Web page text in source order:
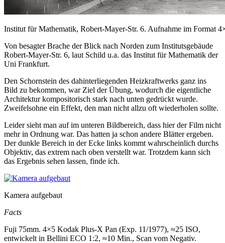
Institut für Mathematik, Robert-Mayer-Str. 6. Aufnahme im Format
Von besagter Brache der Blick nach Norden zum Institutsgebäude
Robert-Mayer-Str. 6, laut Schild u.a. das Institut für Mathematik der
Uni Frankfurt.
Den Schornstein des dahinterliegenden Heizkraftwerks ganz ins
Bild zu bekommen, war Ziel der Übung, wodurch die eigentliche
Architektur kompositorisch stark nach unten gedrückt wurde.
Zweifelsohne ein Effekt, den man nicht allzu oft wiederholen sollte.
Leider sieht man auf im unteren Bildbereich, dass hier der Film nicht
mehr in Ordnung war. Das hatten ja schon andere Blätter ergeben.
Der dunkle Bereich in der Ecke links kommt wahrscheinlich durchs
Objektiv, das extrem nach oben verstellt war. Trotzdem kann sich
das Ergebnis sehen lassen, finde ich.
Kamera aufgebaut
Facts
Fuji 75mm. 4×5 Kodak Plus-X Pan (Exp. 11/1977), ≈25 ISO,
entwickelt in Bellini ECO 1:2, ≈10 Min., Scan vom Negativ.